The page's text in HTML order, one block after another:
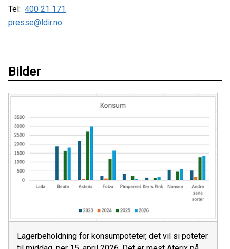
Tel: 400 21 171
presse@ldir.no
Bilder
Lagerbeholdning for konsumpoteter, det vil si poteter